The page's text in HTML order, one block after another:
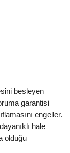
besleyen
garantisi
engeller.
hale
olduğu